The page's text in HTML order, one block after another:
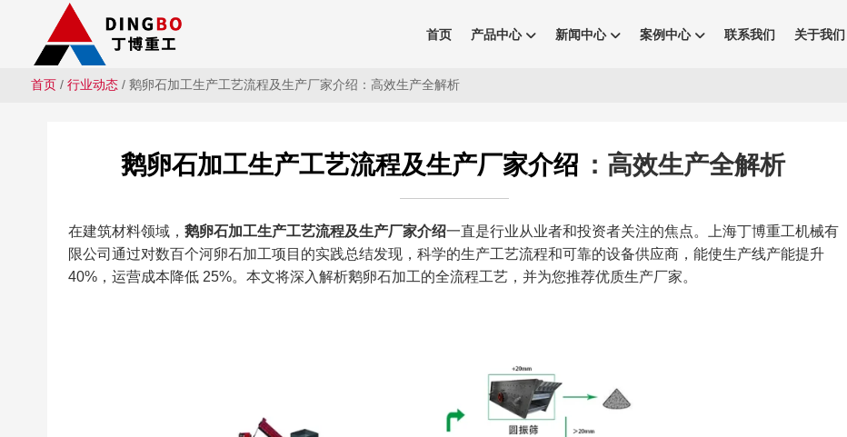
首页 产品中心 新闻中心 案例中心 联系我们 关于我们
首页/ 行业动态/ 鹅卵石加工生产工艺流程及生产厂家介绍：高效生产全解析
鹅卵石加工生产工艺流程及生产厂家介绍 ：高效生产全解析
在建筑材料领域， 鹅卵石加工生产工艺流程及生产厂家介绍一直是行业从业者和投资者关注的焦点。上海丁博重工机械有
限公司通过对数百个河卵石加工项目的实践总结发现，科学的生产工艺流程和可靠的设备供应商，能使生产线产能提升
40%，运营成本降低 25%。本文将深入解析鹅卵石加工的全流程工艺，并为您推荐优质生产厂家。​